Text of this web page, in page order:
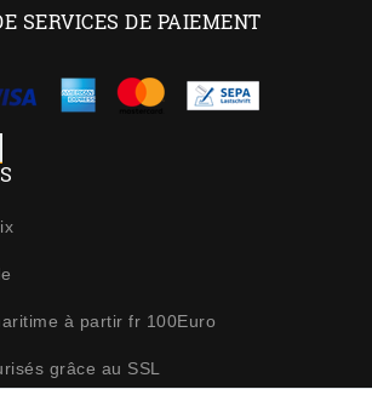
SERVICES DE PAIEMENT
à partir fr 100Euro
grâce au SSL